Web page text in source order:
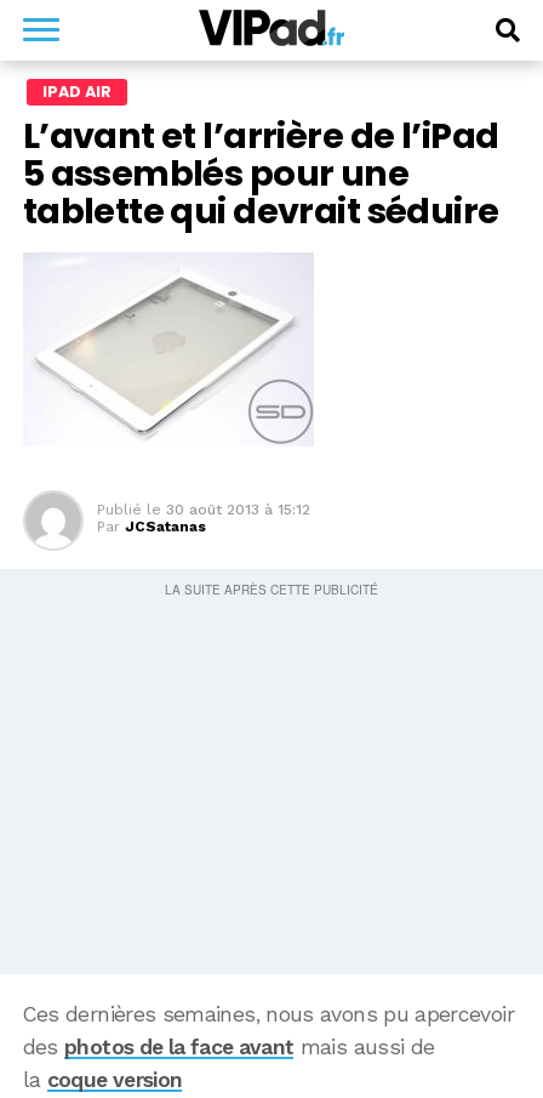
IPAD AIR
L’avant et l’arrière de l’iPad
5 assemblés pour une
tablette qui devrait séduire
Publié le 30 août 2013 à 15:12
Par JCSatanas
Ces dernières semaines, nous avons pu apercevoir
des photos de la face avant mais aussi de
la coque version